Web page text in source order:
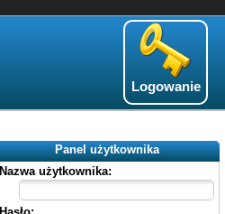
Logowanie
Panel użytkownika
Nazwa użytkownika: